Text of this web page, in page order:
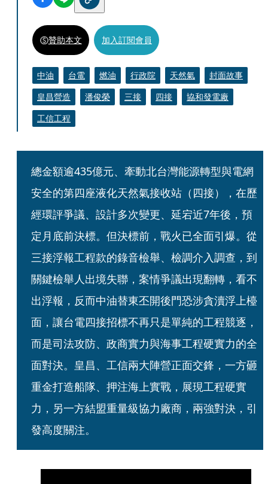
贊助本文 加入訂閱會員
中油 台電 燃油 行政院 天然氣
封面故事
皇昌營造
潘俊榮 三接 四接
協和發電廠
工信工程
總金額逾435億元、牽動北台灣能源轉型與電網
安全的第四座液化天然氣接收站（四接），在歷
經環評爭議、設計多次變更、延宕近7年後，預
定月底前決標。但決標前，戰火已全面引爆。從
三接浮報工程款的錄音檢舉、檢調介入調查，到
關鍵檢舉人出境失聯，案情爭議出現翻轉，看不
出浮報，反而中油替東丕開後門恐涉貪瀆浮上檯
面，讓台電四接招標不再只是單純的工程競逐，
而是司法攻防、政商實力與海事工程硬實力的全
面對決。皇昌、工信兩大陣營正面交鋒，一方砸
重金打造船隊、押注海上實戰，展現工程硬實
力，另一方結盟重量級協力廠商，兩強對決，引
發高度關注。